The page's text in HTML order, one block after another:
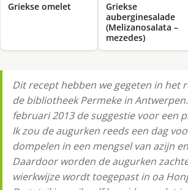
Griekse omelet
Griekse
auberginesalade
(Melizanosalata –
mezedes)
Dit recept hebben we gegeten in het
de bibliotheek Permeke in
februari 2013 de suggestie voor een
Ik zou de augurken reeds een dag
dompelen in een mengsel van azijn
Daardoor worden de augurken
wierkwijze wordt toegepast in oa